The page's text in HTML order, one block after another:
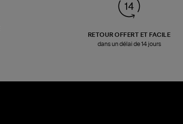
RETOUR OFFERT ET FACILE
dans un délai de 14 jours